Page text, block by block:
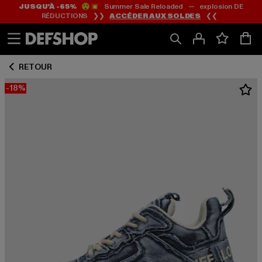
Passer
au
Passer
au
de
JUSQU’À -65%😲💥 Summer Sale Reloaded — explosion DE
RÉDUCTIONS ❯❯ACCÉDER AUX SOLDES ❮❮
RETOUR
-18%